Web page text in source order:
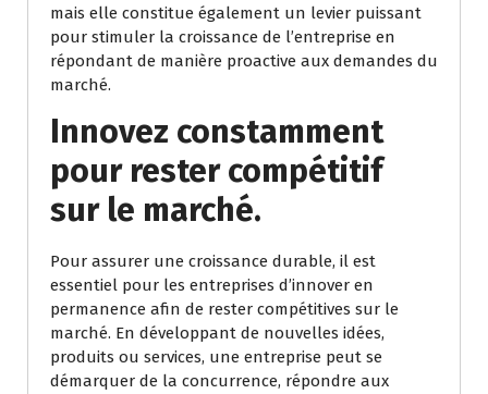
mais elle constitue également un levier puissant
pour stimuler la croissance de l’entreprise en
répondant de manière proactive aux demandes du
marché.
Innovez constamment
pour rester compétitif
sur le marché.
Pour assurer une croissance durable, il est
essentiel pour les entreprises d’innover en
permanence afin de rester compétitives sur le
marché. En développant de nouvelles idées,
produits ou services, une entreprise peut se
démarquer de la concurrence, répondre aux